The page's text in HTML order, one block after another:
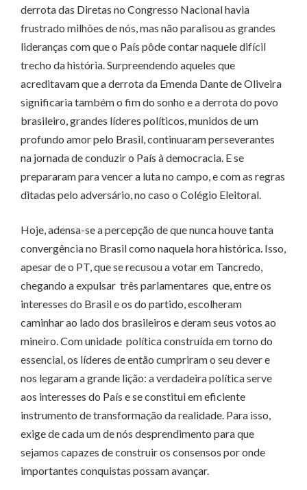
derrota das Diretas no Congresso Nacional havia
frustrado milhões de nós, mas não paralisou as grandes
lideranças com que o País pôde contar naquele difícil
trecho da história. Surpreendendo aqueles que
acreditavam que a derrota da Emenda Dante de Oliveira
significaria também o fim do sonho e a derrota do povo
brasileiro, grandes líderes políticos, munidos de um
profundo amor pelo Brasil, continuaram perseverantes
na jornada de conduzir o País à democracia. E se
prepararam para vencer a luta no campo, e com as regras
ditadas pelo adversário, no caso o Colégio Eleitoral.
Hoje, adensa-se a percepção de que nunca houve tanta
convergência no Brasil como naquela hora histórica. Isso,
apesar de o PT, que se recusou a votar em Tancredo,
chegando a expulsar três parlamentares que, entre os
interesses do Brasil e os do partido, escolheram
caminhar ao lado dos brasileiros e deram seus votos ao
mineiro. Com unidade política construída em torno do
essencial, os líderes de então cumpriram o seu dever e
nos legaram a grande lição: a verdadeira política serve
aos interesses do País e se constitui em eficiente
instrumento de transformação da realidade. Para isso,
exige de cada um de nós desprendimento para que
sejamos capazes de construir os consensos por onde
importantes conquistas possam avançar.